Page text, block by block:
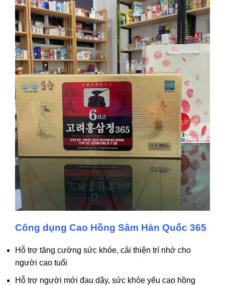
Công dụng Cao Hồng Sâm Hàn Quốc 365
Hỗ trợ tăng cường sức khỏe, cải thiện trí nhớ cho
người cao tuổi
Hỗ trợ người mới đau dậy, sức khỏe yếu cao hồng